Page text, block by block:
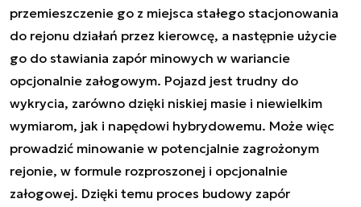
przemieszczenie go z miejsca stałego stacjonowania
do rejonu działań przez kierowcę, a następnie użycie
go do stawiania zapór minowych w wariancie
opcjonalnie załogowym. Pojazd jest trudny do
wykrycia, zarówno dzięki niskiej masie i niewielkim
wymiarom, jak i napędowi hybrydowemu. Może więc
prowadzić minowanie w potencjalnie zagrożonym
rejonie, w formule rozproszonej i opcjonalnie
załogowej. Dzięki temu proces budowy zapór